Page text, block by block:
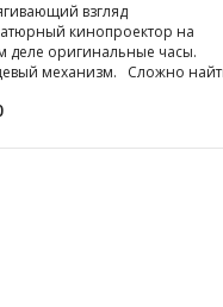
взгляд
кинопроектор на
деле оригинальные часы.
механизм. Сложно